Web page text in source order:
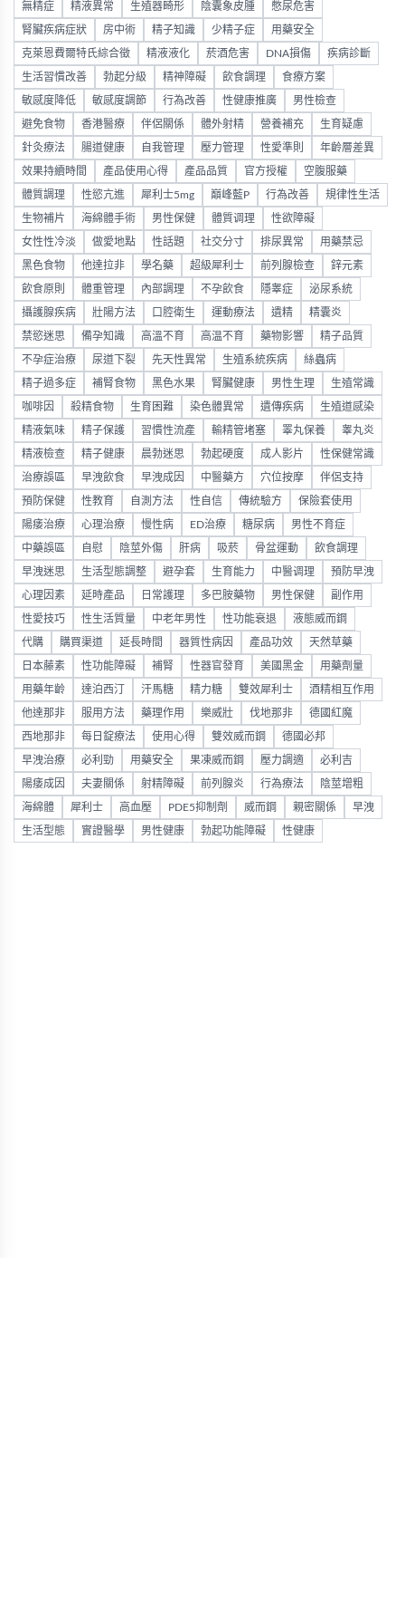
無精症 精液異常 生殖器畸形 陰囊象皮腫 憋尿危害
腎臟疾病症狀 房中術 精子知識 少精子症 用藥安全
克萊恩費爾特氏綜合徵 精液液化 菸酒危害 DNA損傷 疾病診斷
生活習慣改善 勃起分級 精神障礙 飲食調理 食療方案
敏感度降低 敏感度調節 行為改善 性健康推廣 男性檢查
避免食物 香港醫療 伴侶關係 體外射精 營養補充 生育疑慮
針灸療法 腸道健康 自我管理 壓力管理 性愛準則 年齡層差異
效果持續時間 產品使用心得 產品品質 官方授權 空腹服藥
體質調理 性慾亢進 犀利士5mg 巔峰藍P 行為改善 規律性生活
生物補片 海綿體手術 男性保健 體質调理 性欲障礙
女性性冷淡 做愛地點 性話題 社交分寸 排尿異常 用藥禁忌
黑色食物 他達拉非 學名藥 超級犀利士 前列腺檢查 鋅元素
飲食原則 體重管理 內部調理 不孕飲食 隱睾症 泌尿系統
攝護腺疾病 壯陽方法 口腔衛生 運動療法 遺精 精囊炎
禁慾迷思 備孕知識 高溫不育 高温不育 藥物影響 精子品質
不孕症治療 尿道下裂 先天性異常 生殖系統疾病 絲蟲病
精子過多症 補腎食物 黑色水果 腎臟健康 男性生理 生殖常識
咖啡因 殺精食物 生育困難 染色體異常 遺傳疾病 生殖道感染
精液氣味 精子保護 習慣性流產 輸精管堵塞 睪丸保養 睾丸炎
精液檢查 精子健康 晨勃迷思 勃起硬度 成人影片 性保健常識
治療誤區 早洩飲食 早洩成因 中醫藥方 穴位按摩 伴侶支持
預防保健 性教育 自測方法 性自信 傳統驗方 保險套使用
陽痿治療 心理治療 慢性病 ED治療 糖尿病 男性不育症
中藥誤區 自慰 陰莖外傷 肝病 吸菸 骨盆運動 飲食調理
早洩迷思 生活型態調整 避孕套 生育能力 中醫调理 預防早洩
心理因素 延時產品 日常護理 多巴胺藥物 男性保健 副作用
性愛技巧 性生活質量 中老年男性 性功能衰退 液態威而鋼
代購 購買渠道 延長時間 器質性病因 產品功效 天然草藥
日本藤素 性功能障礙 補腎 性器官發育 美國黑金 用藥劑量
用藥年齡 達泊西汀 汗馬糖 精力糖 雙效犀利士 酒精相互作用
他達那非 服用方法 藥理作用 樂威壯 伐地那非 德國紅魔
西地那非 每日錠療法 使用心得 雙效威而鋼 德國必邦
早洩治療 必利勁 用藥安全 果凍威而鋼 壓力調適 必利吉
陽痿成因 夫妻關係 射精障礙 前列腺炎 行為療法 陰莖增粗
海綿體 犀利士 高血壓 PDE5抑制劑 威而鋼 親密關係 早洩
生活型態 實證醫學 男性健康 勃起功能障礙 性健康